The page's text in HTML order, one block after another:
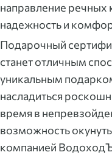
направление речных
надежность и
Подарочный
станет отличным
уникальным
насладиться
время в
возможность
компанией